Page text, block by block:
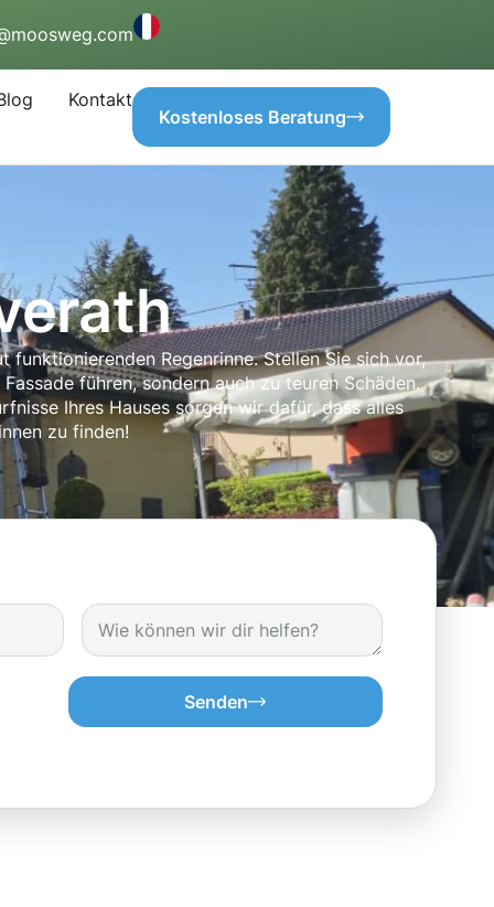
Kontakt
Kostenloses Beratung
Regenrinne. Stellen Sie sich vor,
führen, sondern auch zu teuren Schäden.
Ihres Hauses sorgen wir dafür, dass alles
zu finden!
Senden